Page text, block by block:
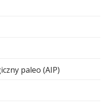
paleo (AIP)